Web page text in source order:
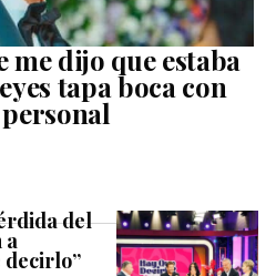
me dijo que estaba
tapa boca con
del
a
decirlo”